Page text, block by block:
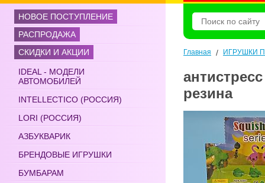
НОВОЕ ПОСТУПЛЕНИЕ
РАСПРОДАЖА
СКИДКИ И АКЦИИ
IDEAL - МОДЕЛИ
АВТОМОБИЛЕЙ
INTELLECTICO (РОССИЯ)
LORI (РОССИЯ)
АЗБУКВАРИК
БРЕНДОВЫЕ ИГРУШКИ
БУМБАРАМ
Главная / ИГРУШКИ
резина